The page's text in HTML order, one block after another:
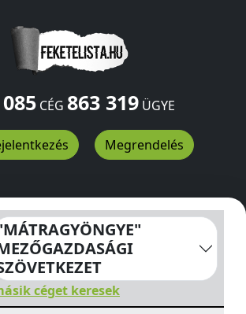
CÉG 863 319ÜGYE
Megrendelés
MEZŐGAZDASÁGI SZÖVETKEZET
céget keresek